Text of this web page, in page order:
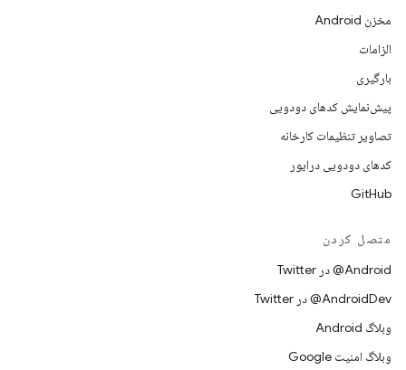
مخزن Android
الزامات
بارگیری
پیش‌نمایش کدهای دودویی
تصاویر تنظیمات کارخانه
کدهای دودویی درایور
GitHub
متصل کردن
Android@ در Twitter
AndroidDev@ در Twitter
وبلاگ Android
وبلاگ امنیت Google